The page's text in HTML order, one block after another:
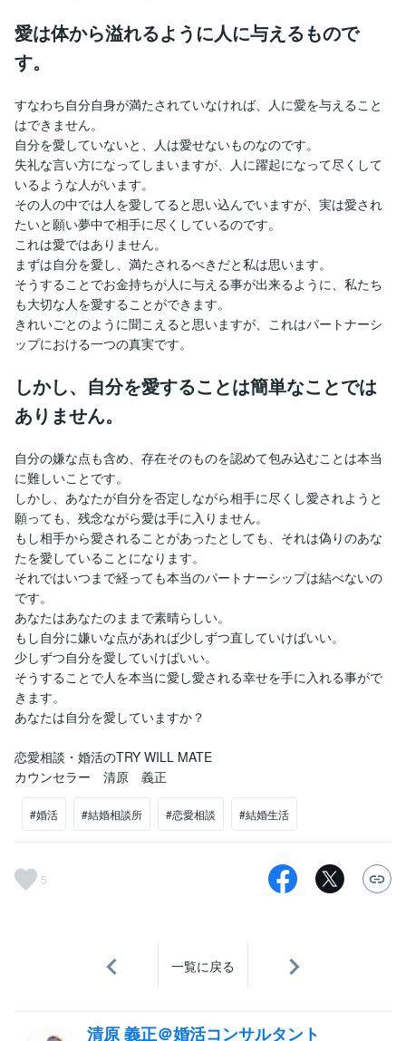
愛は体から溢れるように人に与えるもので
す。
すなわち自分自身が満たされていなければ、人に愛を与えること
はできません。
自分を愛していないと、人は愛せないものなのです。
失礼な言い方になってしまいますが、人に躍起になって尽くして
いるような人がいます。
その人の中では人を愛してると思い込んでいますが、実は愛され
たいと願い夢中で相手に尽くしているのです。
これは愛ではありません。
まずは自分を愛し、満たされるべきだと私は思います。
そうすることでお金持ちが人に与える事が出来るように、私たち
も大切な人を愛することができます。
きれいごとのように聞こえると思いますが、これはパートナーシ
ップにおける一つの真実です。
しかし、自分を愛することは簡単なことでは
ありません。
自分の嫌な点も含め、存在そのものを認めて包み込むことは本当
に難しいことです。
しかし、あなたが自分を否定しながら相手に尽くし愛されようと
願っても、残念ながら愛は手に入りません。
もし相手から愛されることがあったとしても、それは偽りのあな
たを愛していることになります。
それではいつまで経っても本当のパートナーシップは結べないの
です。
あなたはあなたのままで素晴らしい。
もし自分に嫌いな点があれば少しずつ直していけばいい。
少しずつ自分を愛していけばいい。
そうすることで人を本当に愛し愛される幸せを手に入れる事がで
きます。
あなたは自分を愛していますか？
恋愛相談・婚活のTRY WILL MATE
カウンセラー 清原 義正
#婚活 #結婚相談所 #恋愛相談 #結婚生活
5
一覧に戻る
清原 義正＠婚活コンサルタント